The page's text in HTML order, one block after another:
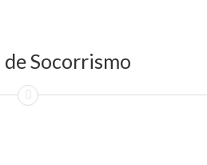
Socorrismo